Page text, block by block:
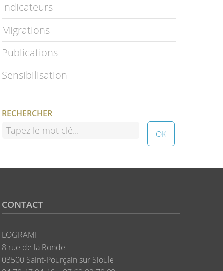
Indicateurs
Migrations
Publications
Sensibilisation
RECHERCHER
CONTACT
LOGRAMI
8 rue de la Ronde
03500 Saint-Pourçain sur Sioule